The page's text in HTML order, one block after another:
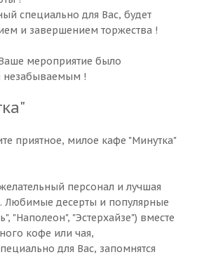
специально для Вас, будет
и завершением торжества !
мероприятие было
незабываемым !
приятное, милое кафе "Минутка"
персонал и лучшая
Любимые десерты и популярные
"Наполеон", "Эстерхайзе") вместе
кофе или чая,
для Вас, запомнятся